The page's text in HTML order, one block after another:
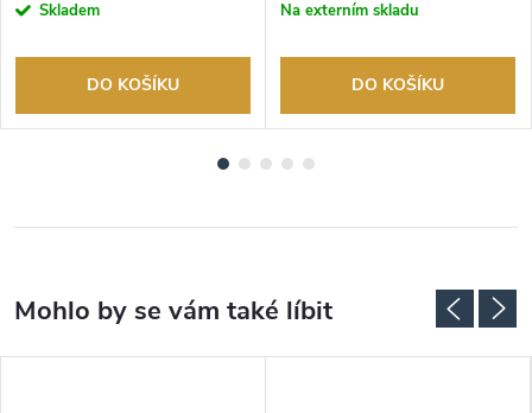
Skladem
DO KOŠÍKU
Na externím skladu
DO KOŠÍKU